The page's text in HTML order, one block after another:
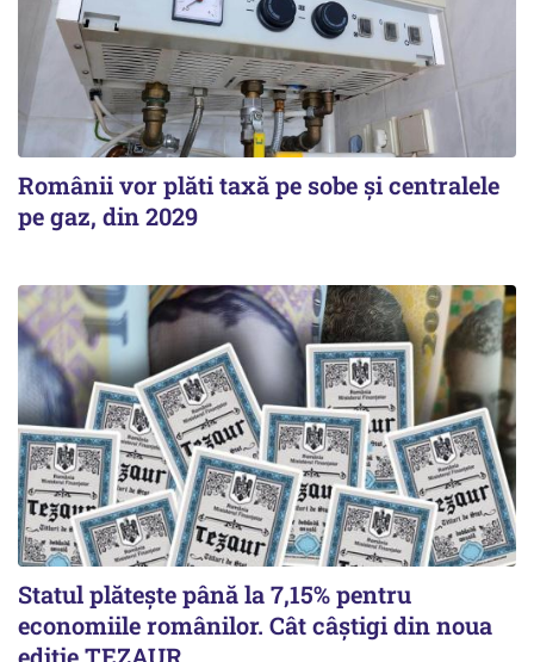
Românii vor plăti taxă pe sobe şi centralele
pe gaz, din 2029
Statul plătește până la 7,15% pentru
economiile românilor. Cât câștigi din noua
ediție TEZAUR